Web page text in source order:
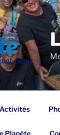
Activités
Planète